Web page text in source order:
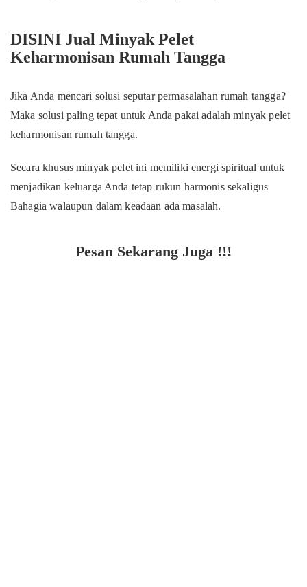
DISINI Jual Minyak Pelet
Keharmonisan Rumah Tangga
Jika Anda mencari solusi seputar permasalahan rumah tangga?
Maka solusi paling tepat untuk Anda pakai adalah minyak pelet
keharmonisan rumah tangga.
Secara khusus minyak pelet ini memiliki energi spiritual untuk
menjadikan keluarga Anda tetap rukun harmonis sekaligus
Bahagia walaupun dalam keadaan ada masalah.
Pesan Sekarang Juga !!!